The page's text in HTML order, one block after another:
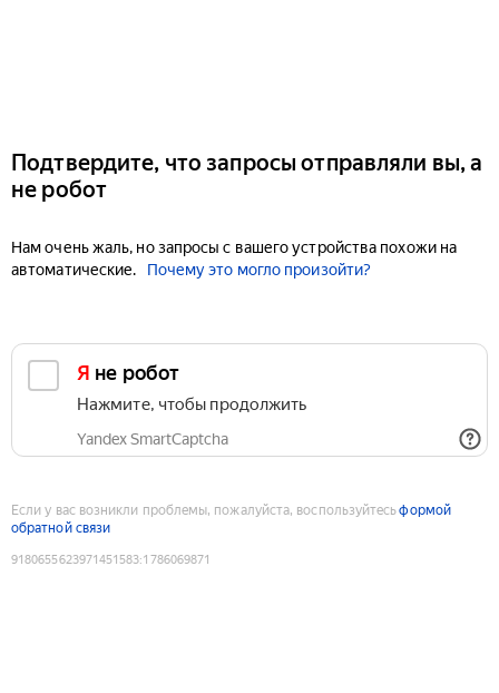
Подтвердите, что запросы отправляли вы, а
не робот
Нам очень жаль, но запросы с вашего устройства похожи на
автоматические.
Почему это могло произойти?
Я не робот
Нажмите, чтобы продолжить
Yandex SmartCaptcha
Если у вас возникли проблемы, пожалуйста, воспользуйтесьформой
обратной связи
9180655623971451583:1786069871